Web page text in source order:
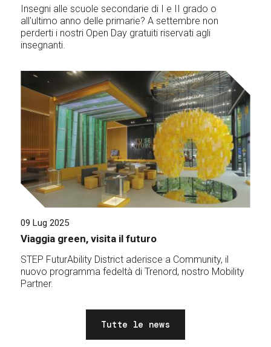
Insegni alle scuole secondarie di I e II grado o
all'ultimo anno delle primarie? A settembre non
perderti i nostri Open Day gratuiti riservati agli
insegnanti.
09 Lug 2025
Viaggia green, visita il futuro
STEP FuturAbility District aderisce a Community, il
nuovo programma fedeltà di Trenord, nostro Mobility
Partner.
Tutte le news